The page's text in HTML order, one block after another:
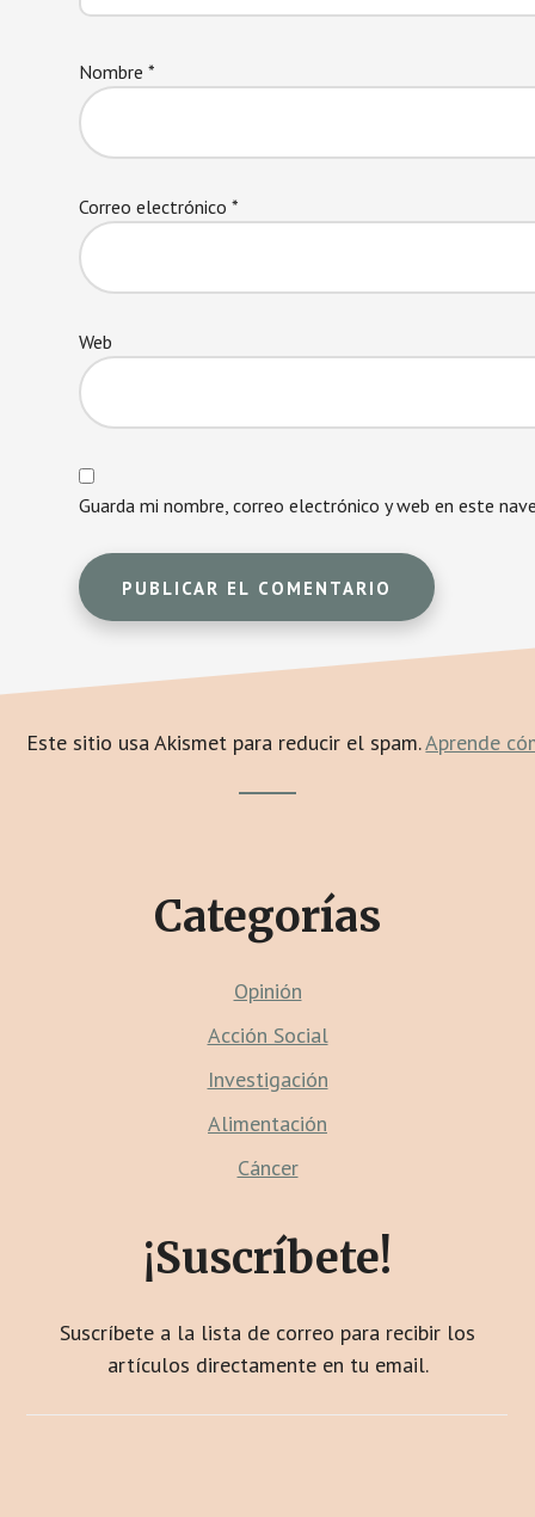
Nombre*
Correo electrónico*
Web
Guarda mi nombre, correo electrónico y web en este
Este sitio usa Akismet para reducir el spam.Aprende
Categorías
Opinión
Acción Social
Investigación
Alimentación
Cáncer
¡Suscríbete!
Suscríbete a la lista de correo para recibir los
artículos directamente en tu email.